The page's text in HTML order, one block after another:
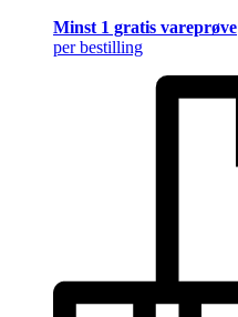
Minst 1 gratis vareprøve
per bestilling